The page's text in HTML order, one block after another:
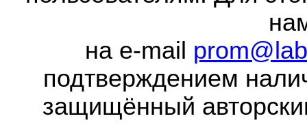
на e-mail
подтверждением
защищённый